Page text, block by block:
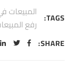
TAGS: المبيعات
رفع
SHARE: